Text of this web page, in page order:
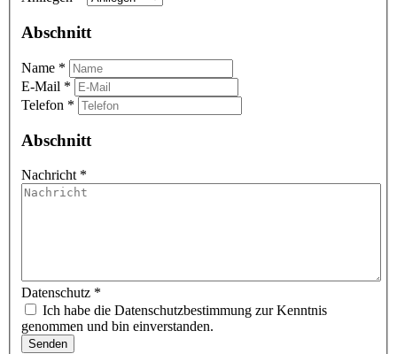
Abschnitt
Name *
E-Mail *
Telefon *
Abschnitt
Nachricht *
Datenschutz *
Ich habe die Datenschutzbestimmung zur Kenntnis
genommen und bin einverstanden.
Senden